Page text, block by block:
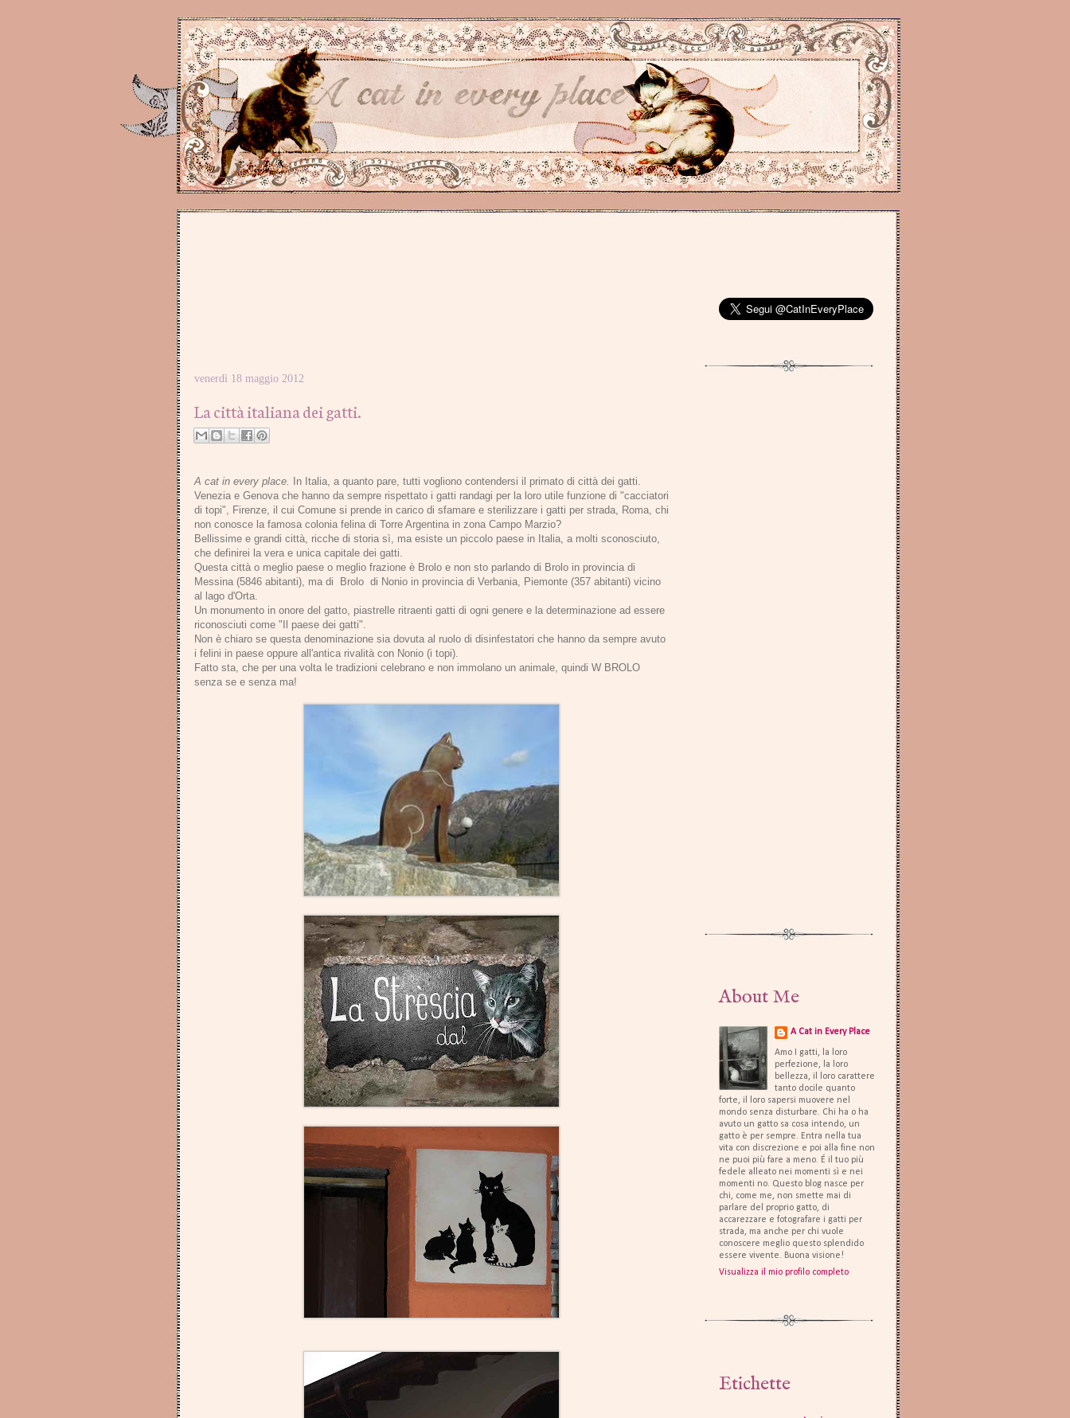
venerdì 18 maggio 2012
La città italiana dei gatti.
A cat in every place. In Italia, a quanto pare, tutti vogliono contendersi il primato di città dei gatti.
Venezia e Genova che hanno da sempre rispettato i gatti randagi per la loro utile funzione di "cacciatori
di topi", Firenze, il cui Comune si prende in carico di sfamare e sterilizzare i gatti per strada, Roma, chi
non conosce la famosa colonia felina di Torre Argentina in zona Campo Marzio?
Bellissime e grandi città, ricche di storia sì, ma esiste un piccolo paese in Italia, a molti sconosciuto,
che definirei la vera e unica capitale dei gatti.
Questa città o meglio paese o meglio frazione è Brolo e non sto parlando di Brolo in provincia di
Messina (5846 abitanti), ma di Brolo di Nonio in provincia di Verbania, Piemonte (357 abitanti) vicino
al lago d'Orta.
Un monumento in onore del gatto, piastrelle ritraenti gatti di ogni genere e la determinazione ad essere
riconosciuti come "Il paese dei gatti".
Non è chiaro se questa denominazione sia dovuta al ruolo di disinfestatori che hanno da sempre avuto
i felini in paese oppure all'antica rivalità con Nonio (i topi).
Fatto sta, che per una volta le tradizioni celebrano e non immolano un animale, quindi W BROLO
senza se e senza ma!
About Me
A Cat in Every Place
Amo I gatti, la loro
perfezione, la loro
bellezza, il loro carattere
tanto docile quanto
forte, il loro sapersi muovere nel
mondo senza disturbare. Chi ha o ha
avuto un gatto sa cosa intendo, un
gatto è per sempre. Entra nella tua
vita con discrezione e poi alla fine non
ne puoi più fare a meno. É il tuo più
fedele alleato nei momenti sì e nei
momenti no. Questo blog nasce per
chi, come me, non smette mai di
parlare del proprio gatto, di
accarezzare e fotografare i gatti per
strada, ma anche per chi vuole
conoscere meglio questo splendido
essere vivente. Buona visione!
Visualizza il mio profilo completo
Etichette